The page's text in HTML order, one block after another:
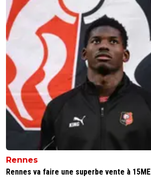
Rennes
Rennes va faire une superbe vente à 15ME